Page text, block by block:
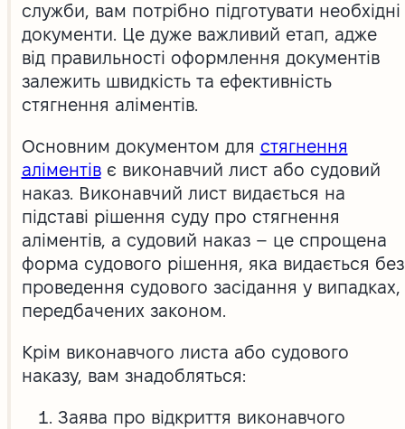
служби, вам потрібно підготувати необхідні
документи. Це дуже важливий етап, адже
від правильності оформлення документів
залежить швидкість та ефективність
стягнення аліментів.
Основним документом для стягнення
аліментівє виконавчий лист або судовий
наказ. Виконавчий лист видається на
підставі рішення суду про стягнення
аліментів, а судовий наказ – це спрощена
форма судового рішення, яка видається без
проведення судового засідання у випадках,
передбачених законом.
Крім виконавчого листа або судового
наказу, вам знадобляться:
Заява про відкриття виконавчого